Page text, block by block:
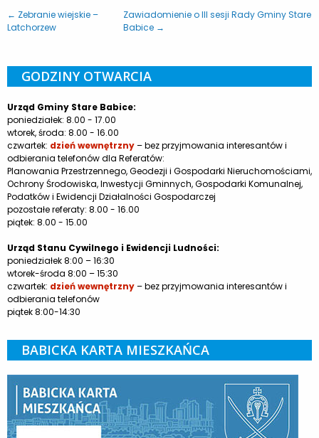
← Zebranie wiejskie –
Latchorzew
Zawiadomienie o III sesji Rady Gminy Stare
Babice →
GODZINY OTWARCIA
Urząd Gminy Stare Babice:
poniedziałek: 8.00 - 17.00
wtorek, środa: 8.00 - 16.00
czwartek: dzień wewnętrzny– bez przyjmowania interesantów i
odbierania telefonów dla Referatów:
Planowania Przestrzennego, Geodezji i Gospodarki Nieruchomościami,
Ochrony Środowiska, Inwestycji Gminnych, Gospodarki Komunalnej,
Podatków i Ewidencji Działalności Gospodarczej
pozostałe referaty: 8.00 - 16.00
piątek: 8.00 - 15.00
Urząd Stanu Cywilnego i Ewidencji Ludności:
poniedziałek 8:00 – 16:30
wtorek-środa 8:00 – 15:30
czwartek: dzień wewnętrzny– bez przyjmowania interesantów i
odbierania telefonów
piątek 8:00-14:30
BABICKA KARTA MIESZKAŃCA